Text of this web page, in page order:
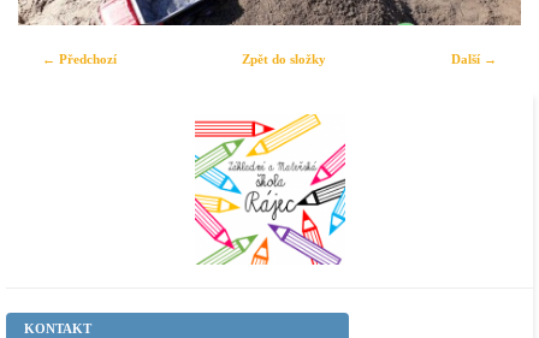
← Předchozí Další →
Zpět do složky
KONTAKT